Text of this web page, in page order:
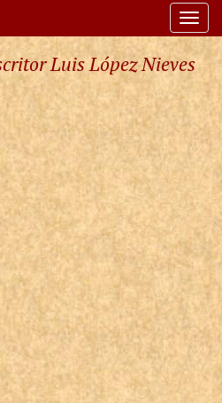
Luis López Nieves